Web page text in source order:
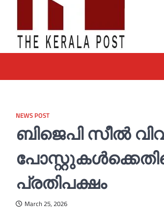
NEWS POST
ബിജെപി സീല്‍
പ്രതിപക്ഷം
March 25, 2026